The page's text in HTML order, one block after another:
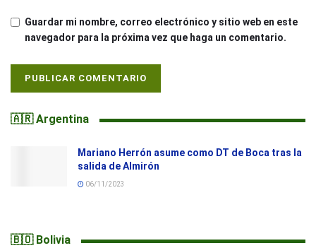
Guardar mi nombre, correo electrónico y sitio web en este
navegador para la próxima vez que haga un comentario.
🇦🇷 Argentina
Mariano Herrón asume como DT de Boca tras la
salida de Almirón
06/11/2023
🇧🇴 Bolivia